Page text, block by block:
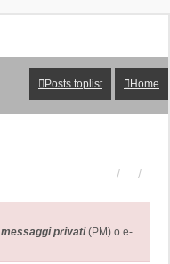
Posts toplist
Home
messaggi privati(PM) o e-